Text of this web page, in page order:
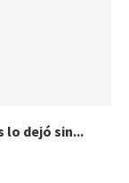
lo dejó sin...